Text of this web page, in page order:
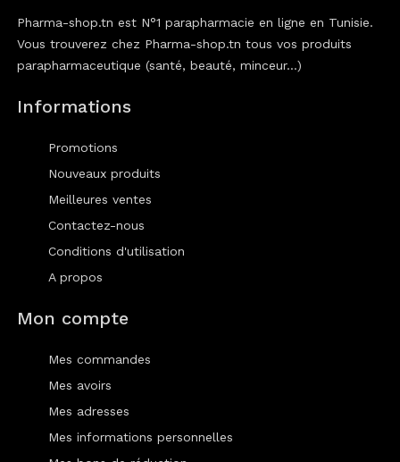
Pharma-shop.tn est N°1 parapharmacie en ligne en Tunisie.
Vous trouverez chez Pharma-shop.tn tous vos produits
parapharmaceutique (santé, beauté, minceur...)
Informations
Promotions
Nouveaux produits
Meilleures ventes
Contactez-nous
Conditions d'utilisation
A propos
Mon compte
Mes commandes
Mes avoirs
Mes adresses
Mes informations personnelles